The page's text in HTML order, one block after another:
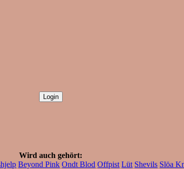
Wird auch gehört:
Beyond Pink Ondt Blod Offpist Lüt Shevils Slöa